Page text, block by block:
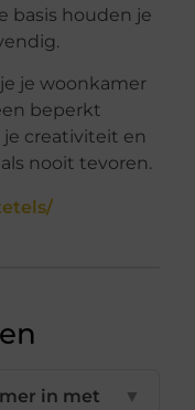
basis houden je
je woonkamer
beperkt
creativiteit en
nooit tevoren.
in met
▼